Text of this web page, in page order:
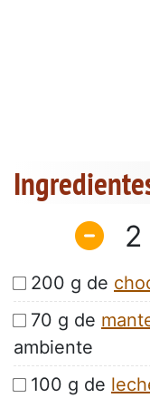
2
200 g de
70 g de
ambiente
100 g de